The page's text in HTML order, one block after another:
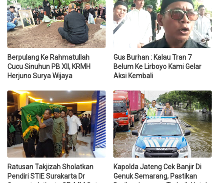
Berpulang Ke Rahmatullah
Cucu Sinuhun PB XII, KRMH
Herjuno Surya Wijaya
Gus Burhan : Kalau Tran 7
Belum Ke Lirboyo Kami Gelar
Aksi Kembali
Ratusan Takjizah Sholatkan
Pendiri STIE Surakarta Dr
Kapolda Jateng Cek Banjir Di
Genuk Semarang, Pastikan